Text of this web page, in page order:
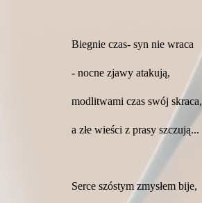
Biegnie czas- syn nie wraca
- nocne zjawy atakują,
modlitwami czas swój skraca,
a złe wieści z prasy szczują...
Serce szóstym zmysłem bije,